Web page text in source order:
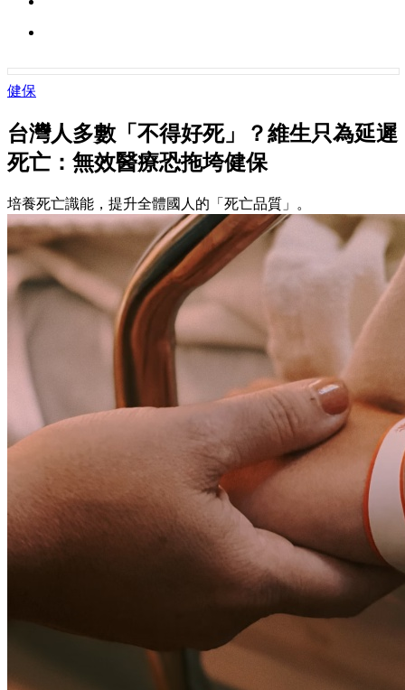
健保
台灣人多數「不得好死」？維生只為延遲
死亡：無效醫療恐拖垮健保
培養死亡識能，提升全體國人的「死亡品質」。